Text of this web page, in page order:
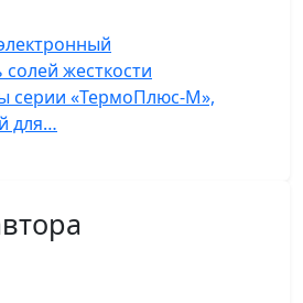
жесткости
серии «ТермоПлюс-М»,
для…